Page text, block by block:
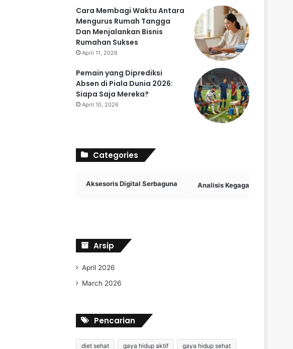
Cara Membagi Waktu Antara
Mengurus Rumah Tangga
Dan Menjalankan Bisnis
Rumahan Sukses
April 11, 2026
Pemain yang Diprediksi
Absen di Piala Dunia 2026:
Siapa Saja Mereka?
April 10, 2026
Categories
Aksesoris Digital Serbaguna Analisis Kegagalan Penalti
Arsip
April 2026
March 2026
Pencarian
diet sehat gaya hidup aktif gaya hidup sehat